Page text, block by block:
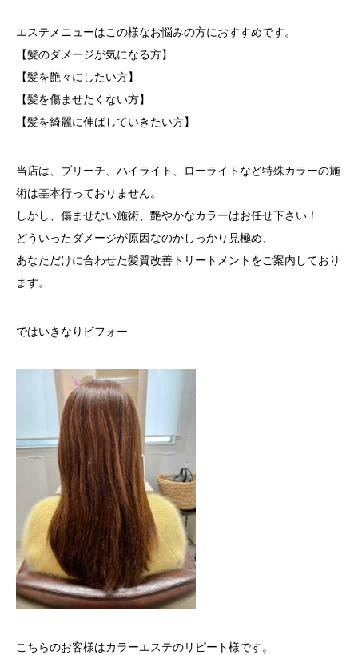
エステメニューはこの様なお悩みの方におすすめです。
【髪のダメージが気になる方】
【髪を艶々にしたい方】
【髪を傷ませたくない方】
【髪を綺麗に伸ばしていきたい方】
当店は、ブリーチ、ハイライト、ローライトなど特殊カラーの施
術は基本行っておりません。
しかし、傷ませない施術、艶やかなカラーはお任せ下さい！
どういったダメージが原因なのかしっかり見極め、
あなただけに合わせた髪質改善トリートメントをご案内しており
ます。
ではいきなりビフォー
こちらのお客様はカラーエステのリピート様です。